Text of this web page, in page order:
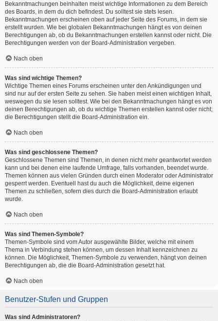
Bekanntmachungen beinhalten meist wichtige Informationen zu dem Bereich
des Boards, in dem du dich befindest. Du solltest sie stets lesen.
Bekanntmachungen erscheinen oben auf jeder Seite des Forums, in dem sie
erstellt wurden. Wie bei globalen Bekanntmachungen hängt es von deinen
Berechtigungen ab, ob du Bekanntmachungen erstellen kannst oder nicht. Die
Berechtigungen werden von der Board-Administration vergeben.
Nach oben
Was sind wichtige Themen?
Wichtige Themen eines Forums erscheinen unter den Ankündigungen und
sind nur auf der ersten Seite zu sehen. Sie haben meist einen wichtigen Inhalt,
weswegen du sie lesen solltest. Wie bei den Bekanntmachungen hängt es von
deinen Berechtigungen ab, ob du wichtige Themen erstellen kannst oder nicht;
die Berechtigungen stellt die Board-Administration ein.
Nach oben
Was sind geschlossene Themen?
Geschlossene Themen sind Themen, in denen nicht mehr geantwortet werden
kann und bei denen eine laufende Umfrage, falls vorhanden, beendet wurde.
Themen können aus vielen Gründen durch einen Moderator oder Administrator
gesperrt werden. Eventuell hast du auch die Möglichkeit, deine eigenen
Themen zu schließen, sofern dies durch die Board-Administration erlaubt
wurde.
Nach oben
Was sind Themen-Symbole?
Themen-Symbole sind vom Autor ausgewählte Bilder, welche mit einem
Thema in Verbindung stehen können, um dessen Inhalt kennzeichnen zu
können. Die Möglichkeit, Themen-Symbole zu verwenden, hängt von deinen
Berechtigungen ab, die die Board-Administration gesetzt hat.
Nach oben
Benutzer-Stufen und Gruppen
Was sind Administratoren?